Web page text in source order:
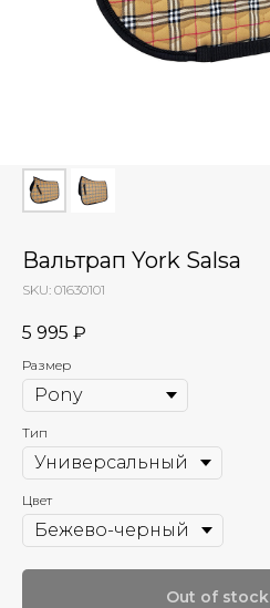
Вальтрап York Salsa
SKU: 01630101
5 995 ₽
Размер
Тип
Цвет
Out of stock